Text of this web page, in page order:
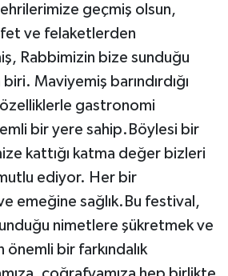
geçmiş olsun,
ve felaketlerden
Rabbimizin bize sunduğu
Maviyemiş barındırdığı
gastronomi
bir yere sahip.Böylesi bir
kattığı katma değer bizleri
mutlu ediyor. Her bir
emeğine sağlık.Bu festival,
nimetlere şükretmek ve
önemli bir farkındalık